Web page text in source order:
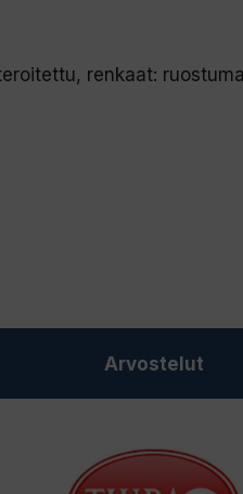
renkaat:
Arvostelut